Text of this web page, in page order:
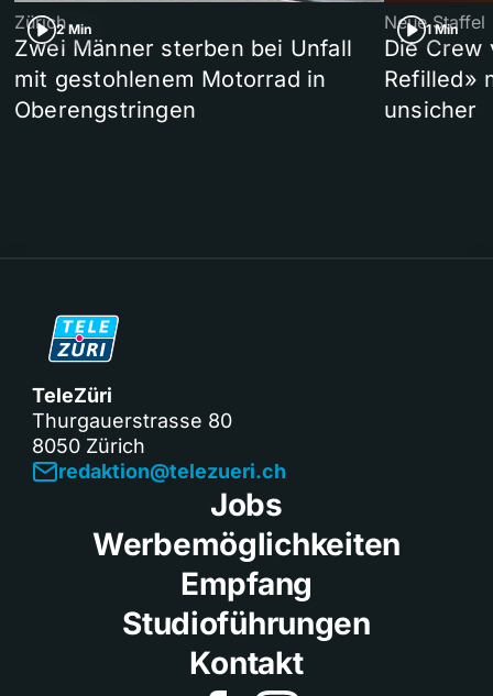
2 Min
Zürich
Zwei Männer sterben bei Unfall
mit gestohlenem Motorrad in
Oberengstringen
1 Min
Neue Staffel
Die Crew
Refilled»
unsicher
TeleZüri
Thurgauerstrasse 80
8050 Zürich
redaktion@telezueri.ch
Jobs
Werbemöglichkeiten
Empfang
Studioführungen
Kontakt